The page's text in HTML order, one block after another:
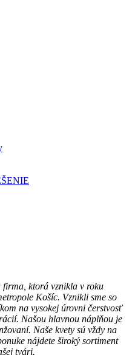
ktorá vznikla v roku
Košíc. Vznikli sme so
na vysokej úrovni čerstvosť
Našou hlavnou náplňou je
Naše kvety sú vždy na
nájdete široký sortiment
tvári.